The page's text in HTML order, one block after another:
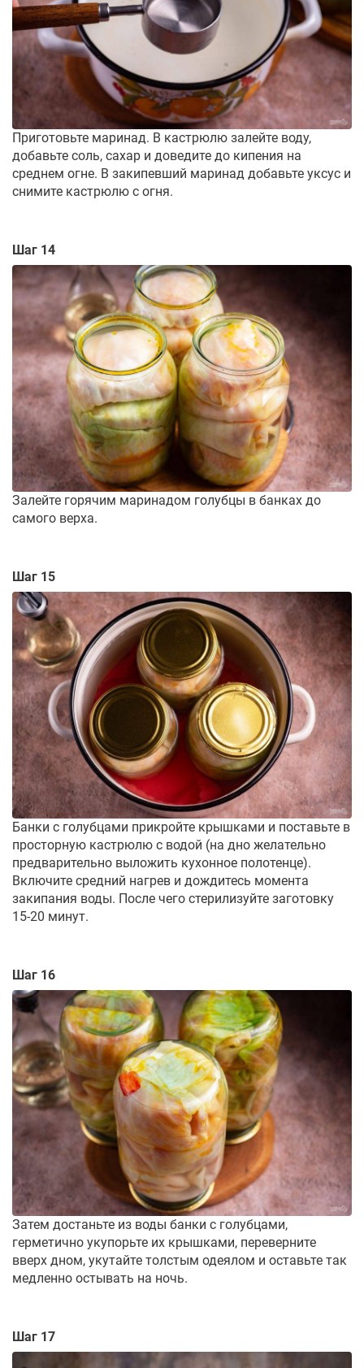
Приготовьте маринад. В кастрюлю залейте воду,
добавьте соль, сахар и доведите до кипения на
среднем огне. В закипевший маринад добавьте уксус и
снимите кастрюлю с огня.
Шаг 14
Залейте горячим маринадом голубцы в банках до
самого верха.
Шаг 15
Банки с голубцами прикройте крышками и поставьте в
просторную кастрюлю с водой (на дно желательно
предварительно выложить кухонное полотенце).
Включите средний нагрев и дождитесь момента
закипания воды. После чего стерилизуйте заготовку
15-20 минут.
Шаг 16
Затем достаньте из воды банки с голубцами,
герметично укупорьте их крышками, переверните
вверх дном, укутайте толстым одеялом и оставьте так
медленно остывать на ночь.
Шаг 17